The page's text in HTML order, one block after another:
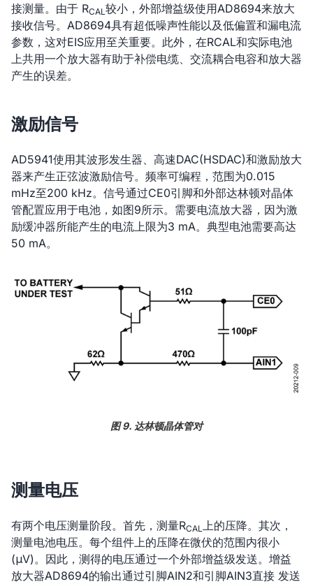
接测量。由于 RCAL 较小，外部增益级使用AD8694来放大
接收信号。AD8694具有超低噪声性能以及低偏置和漏电流
参数，这对EIS应用至关重要。此外，在RCAL和实际电池
上共用一个放大器有助于补偿电缆、交流耦合电容和放大器
产生的误差。
激励信号
AD5941使用其波形发生器、高速DAC(HSDAC)和激励放大
器来产生正弦波激励信号。频率可编程，范围为0.015
mHz至200 kHz。信号通过CE0引脚和外部达林顿对晶体
管配置应用于电池，如图9所示。需要电流放大器，因为激
励缓冲器所能产生的电流上限为3 mA。典型电池需要高达
50 mA。
图 9. 达林顿晶体管对
测量电压
有两个电压测量阶段。首先，测量RCAL
上的压降。其次，
测量电池电压。每个组件上的压降在微伏的范围内很小
(μV)。因此，测得的电压通过一个外部增益级发送。增益
放大器AD8694的输出通过引脚AIN2和引脚AIN3直接 发送